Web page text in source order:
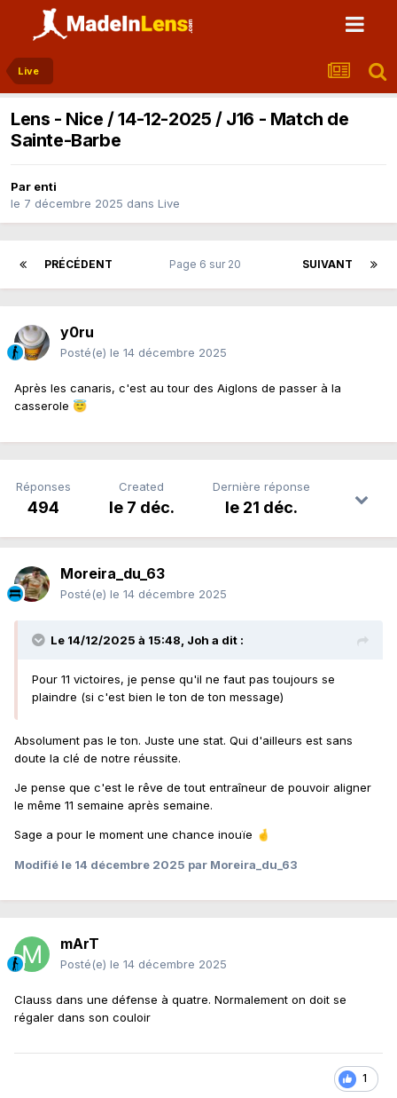
Live
Lens - Nice / 14-12-2025 / J16 - Match de
Sainte-Barbe
Par enti
le 7 décembre 2025 dans Live
PRÉCÉDENT SUIVANT
Page 6 sur 20
y0ru
Posté(e) le 14 décembre 2025
Après les canaris, c'est au tour des Aiglons de passer à la
casserole 😇
Réponses
494
Created
le 7 déc.
Dernière réponse
le 21 déc.
Moreira_du_63
Posté(e) le 14 décembre 2025
Le 14/12/2025 à 15:48, Joh a dit :
Pour 11 victoires, je pense qu'il ne faut pas toujours se
plaindre (si c'est bien le ton de ton message)
Absolument pas le ton. Juste une stat. Qui d'ailleurs est sans
doute la clé de notre réussite.
Je pense que c'est le rêve de tout entraîneur de pouvoir aligner
le même 11 semaine après semaine.
Sage a pour le moment une chance inouïe 🤞
Modifié le 14 décembre 2025 par Moreira_du_63
mArT
Posté(e) le 14 décembre 2025
Clauss dans une défense à quatre. Normalement on doit se
régaler dans son couloir
1